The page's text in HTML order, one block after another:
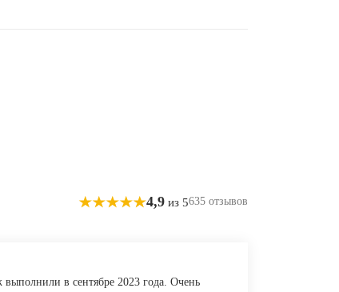
4,9 из 5635 отзывов
в сентябре 2023 года. Очень